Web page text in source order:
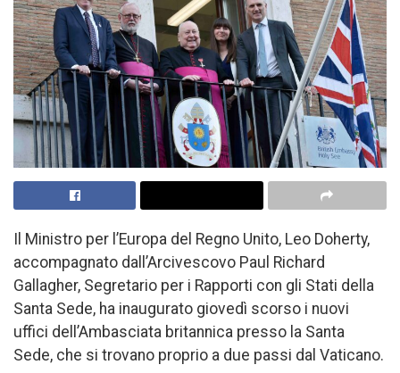
Il Ministro per l’Europa del Regno Unito, Leo Doherty,
accompagnato dall’Arcivescovo Paul Richard
Gallagher, Segretario per i Rapporti con gli Stati della
Santa Sede, ha inaugurato giovedì scorso i nuovi
uffici dell’Ambasciata britannica presso la Santa
Sede, che si trovano proprio a due passi dal Vaticano.